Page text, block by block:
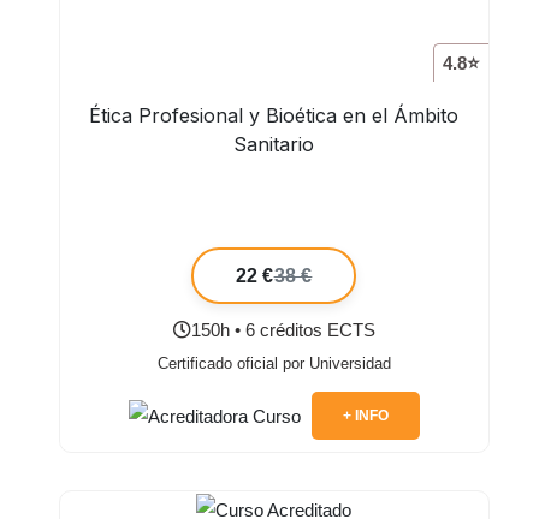
4.8⭐
Ética Profesional y Bioética en el Ámbito
Sanitario
22 €38 €
150h • 6 créditos ECTS
Certificado oficial por Universidad
+ INFO